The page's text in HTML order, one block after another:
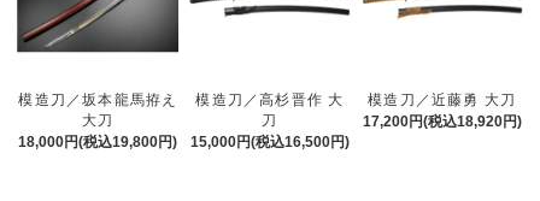
模造刀／坂本龍馬拵え
大刀
18,000円(税込19,800円)
模造刀／高杉晋作 大
刀
15,000円(税込16,500円)
模造刀／近藤勇 大刀
17,200円(税込18,920円)